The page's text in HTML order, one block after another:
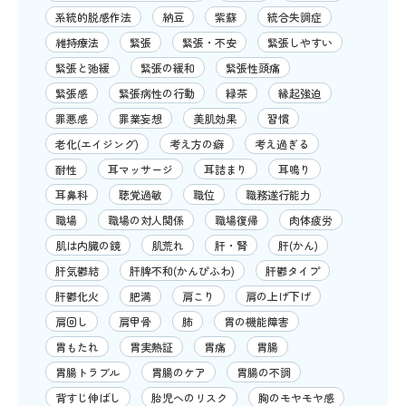
系統的脱感作法
納豆 紫蘇
統合失調症
維持療法
緊張 緊張・不安
緊張しやすい
緊張と弛緩
緊張の緩和
緊張性頭痛
緊張感
緊張病性の行動 緑茶
縁起強迫
罪悪感
罪業妄想 美肌効果
習慣
老化(エイジング)
考え方の癖
考え過ぎる
耐性
耳マッサージ 耳詰まり
耳鳴り
耳鼻科
聴覚過敏 職位
職務遂行能力
職場
職場の対人関係 職場復帰
肉体疲労
肌は内臓の鏡
肌荒れ 肝・腎
肝(かん)
肝気鬱結
肝脾不和(かんぴふわ)
肝鬱タイプ
肝鬱化火
肥満 肩こり
肩の上げ下げ
肩回し
肩甲骨 肺
胃の機能障害
胃もたれ
胃実熱証 胃痛
胃腸
胃腸トラブル
胃腸のケア
胃腸の不調
背すじ伸ばし
胎児へのリスク
胸のモヤモヤ感